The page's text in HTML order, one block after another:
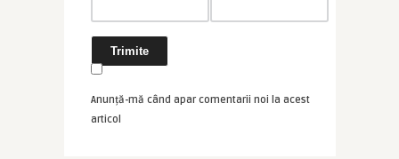
Anunță-mă când apar comentarii noi la acest
articol